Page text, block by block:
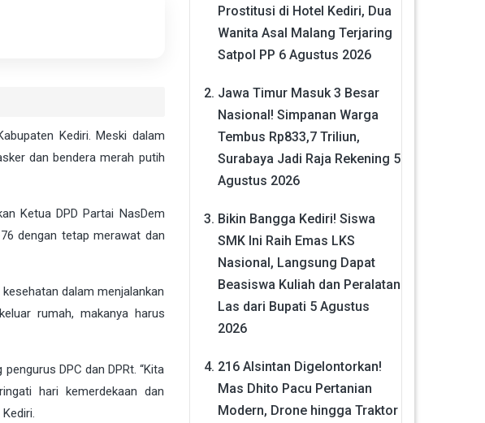
Kediri. Meski dalam
dan bendera merah putih
Ketua DPD Partai NasDem
dengan tetap merawat dan
dalam menjalankan
rumah, makanya harus
DPC dan DPRt. “Kita
hari kemerdekaan dan
Prostitusi di Hotel Kediri, Dua
Wanita Asal Malang Terjaring
Satpol PP 6 Agustus 2026
Jawa Timur Masuk 3 Besar
Nasional! Simpanan Warga
Tembus Rp833,7 Triliun,
Surabaya Jadi Raja Rekening 5
Agustus 2026
Bikin Bangga Kediri! Siswa
SMK Ini Raih Emas LKS
Nasional, Langsung Dapat
Beasiswa Kuliah dan Peralatan
Las dari Bupati 5 Agustus
2026
216 Alsintan Digelontorkan!
Mas Dhito Pacu Pertanian
Modern, Drone hingga Traktor